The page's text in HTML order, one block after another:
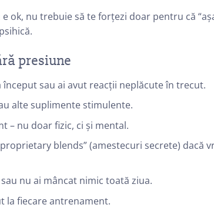
ok, nu trebuie să te forțezi doar pentru că
presiune
sau ai avut reacții neplăcute în trecut.
alte suplimente stimulente.
– nu doar fizic, ci și mental.
blends” (amestecuri secrete) dacă
nu ai mâncat nimic toată ziua.
la fiecare antrenament.